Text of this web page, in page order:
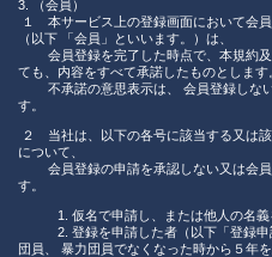
3.
（会員）
１ 本サービス上の登録画面において会
（以下 「会員」といいます。）は、
会員登録を完了した時点で、本規約及
ても、内容をすべて承諾したものとします
不承諾の意思表示は、 会員登録しない
す。
２ 当社は、以下の各号に該当する又は
について、
会員登録の申請を承認しない又は会員
す。
1. 仮名で申請し、または他人の名
2. 登録を申請した者（以下「登録
団員、 暴力団員でなくなった時から５年を